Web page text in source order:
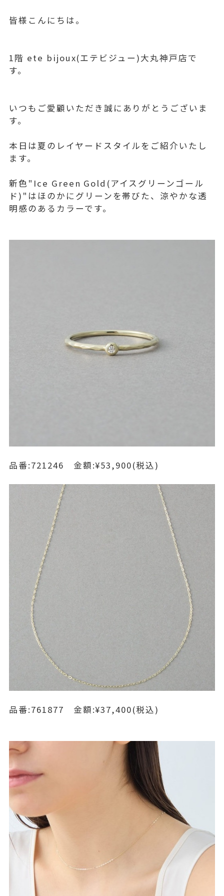
皆様こんにちは。
1階 ete bijoux(エテビジュー)大丸神戸店で
す。
いつもご愛顧いただき誠にありがとうございま
す。
本日は夏のレイヤードスタイルをご紹介いたし
ます。
新色"Ice Green Gold(アイスグリーンゴール
ド)"はほのかにグリーンを帯びた、涼やかな透
明感のあるカラーです。
品番:721246 金額:¥53,900(税込)
品番:761877 金額:¥37,400(税込)